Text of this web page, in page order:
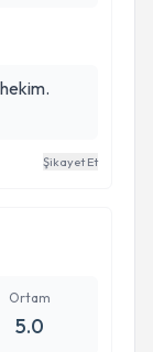
Şikayet Et
Ortam
5.0